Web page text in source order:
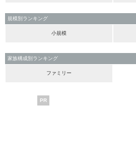
規模別ランキング
小規模
家族構成別ランキング
ファミリー
PR